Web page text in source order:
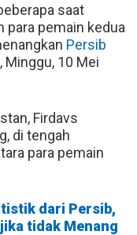
saat
para pemain kedua
Persib
Minggu, 10 Mei
Firdavs
di tengah
para pemain
dari Persib,
tidak Menang